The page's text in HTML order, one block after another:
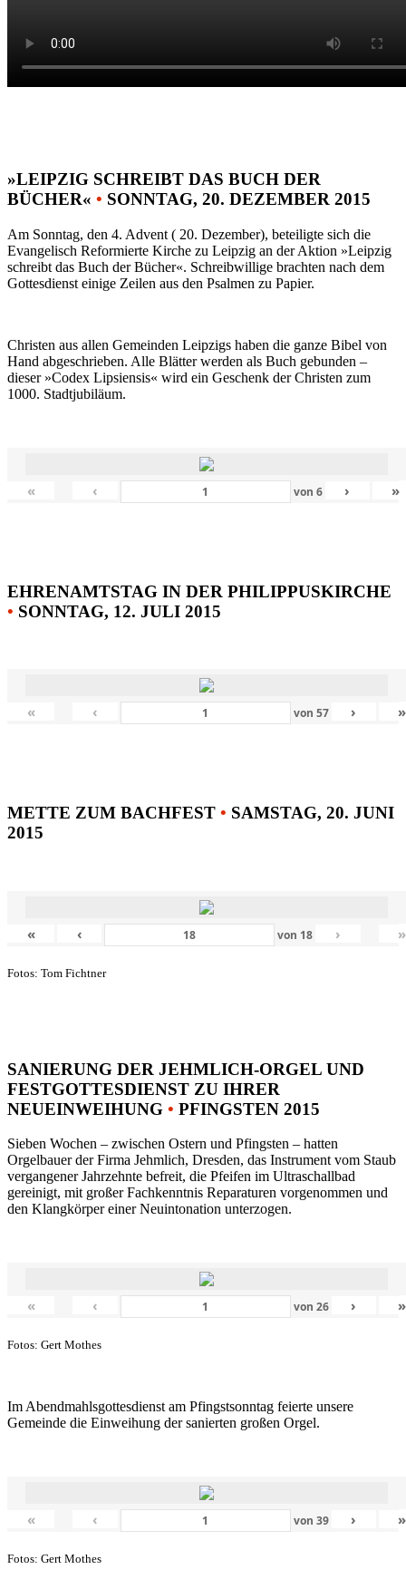
»LEIPZIG SCHREIBT DAS BUCH DER
BÜCHER« • SONNTAG, 20. DEZEMBER 2015
Am Sonntag, den 4. Advent ( 20. Dezember), beteiligte sich die
Evangelisch Reformierte Kirche zu Leipzig an der Aktion »Leipzig
schreibt das Buch der Bücher«. Schreibwillige brachten nach dem
Gottesdienst einige Zeilen aus den Psalmen zu Papier.
Christen aus allen Gemeinden Leipzigs haben die ganze Bibel von
Hand abgeschrieben. Alle Blätter werden als Buch gebunden –
dieser »Codex Lipsiensis« wird ein Geschenk der Christen zum
1000. Stadtjubiläum.
« ‹ von 6 › »
EHRENAMTSTAG IN DER PHILIPPUSKIRCHE
• SONNTAG, 12. JULI 2015
« ‹ von 57 › »
METTE ZUM BACHFEST • SAMSTAG, 20. JUNI
2015
« ‹ von 18 › »
Fotos: Tom Fichtner
SANIERUNG DER JEHMLICH-ORGEL UND
FESTGOTTESDIENST ZU IHRER
NEUEINWEIHUNG • PFINGSTEN 2015
Sieben Wochen – zwischen Ostern und Pfingsten – hatten
Orgelbauer der Firma Jehmlich, Dresden, das Instrument vom Staub
vergangener Jahrzehnte befreit, die Pfeifen im Ultraschallbad
gereinigt, mit großer Fachkenntnis Reparaturen vorgenommen und
den Klangkörper einer Neuintonation unterzogen.
« ‹ von 26 › »
Fotos: Gert Mothes
Im Abendmahlsgottesdienst am Pfingstsonntag feierte unsere
Gemeinde die Einweihung der sanierten großen Orgel.
« ‹ von 39 › »
Fotos: Gert Mothes